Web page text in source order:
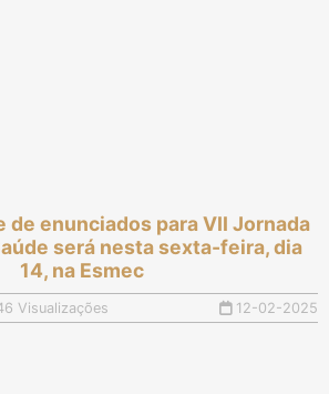
de enunciados para VII Jornada
será nesta sexta-feira, dia
14, na Esmec
Visualizações 12-02-2025